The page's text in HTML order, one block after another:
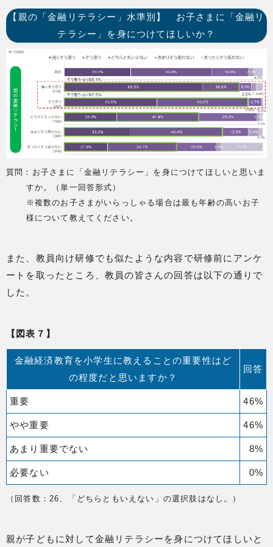
【親の「金融リテラシー」水準別】 お子さまに「金融リ
テラシー」を身につけてほしいか？
質問：お子さまに「金融リテラシー」を身につけてほしいと思いま
すか。（単一回答形式）
※複数のお子さまがいらっしゃる場合は最も年齢の高いお子
様について教えてください。
また、教員向け研修でも似たような内容で研修前にアンケ
ートを取ったところ、教員の皆さんの回答は以下の通りで
した。
【図表７】
金融経済教育を小学生に教えることの重要性はど
の程度だと思いますか？
回答
重要 46%
やや重要 46%
あまり重要でない 8%
必要ない 0%
（回答数：26、「どちらともいえない」の選択肢はなし。）
親が子どもに対して金融リテラシーを身につけてほしいと